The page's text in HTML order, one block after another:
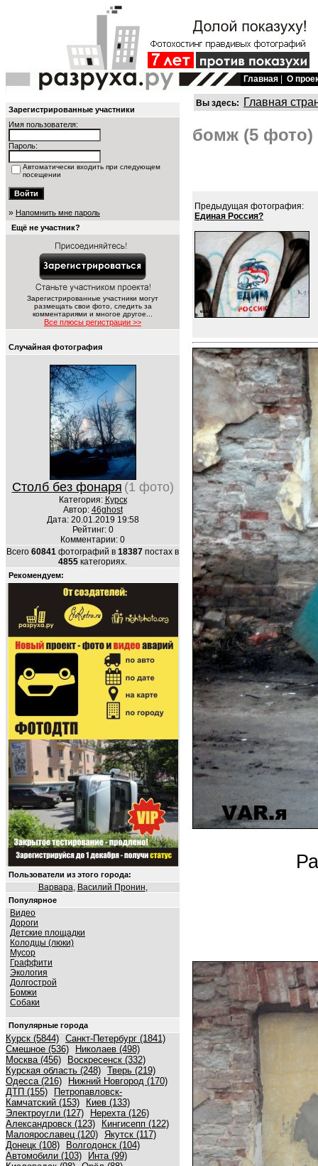
Главная О
Зарегистрированные участники
Имя пользователя:
Пароль:
Автоматически входить при следующем
посещении
» Напомнить мне пароль
Ещё не участник?
Зарегистрированные участники могут
размещать свои фото, следить за
комментариями и многое другое...
Все плюсы регистрации >>
Случайная фотография
Столб без фонаря (1 фото)
Категория: Курск
Автор: 46ghost
Дата: 20.01.2019 19:58
Рейтинг: 0
Комментарии: 0
Всего 60841 фотографий в 18387 постах в
4855 категориях.
Рекомендуем:
Пользователи из этого города:
Варвара, Василий Пронин,
Популярное
Видео
Дороги
Детские площадки
Колодцы (люки)
Мусор
Граффити
Экология
Долгострой
Бомжи
Собаки
Популярные города
Курск (5844) Санкт-Петербург (1841)
Смешное (536)
Николаев (498)
Москва (456)
Воскресенск (332)
Курская область (248) Тверь (219)
Одесса (216)
Нижний Новгород (170)
ДТП (155)
Петропавловск-
Камчатский (153)
Киев (133)
Электроугли (127)
Нерехта (126)
Александровск (123)
Кингисепп (122)
Малоярославец (120) Якутск (117)
Донецк (108)
Волгодонск (104)
Автомобили (103)
Инта (99)
Вы здесь: Главная
бомж (5 фото)
Предыдущая фотография:
Единая Россия?